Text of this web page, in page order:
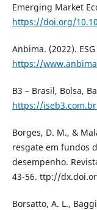
Emerging Market
https://doi.org/
Anbima. (2022).
https://
B3 – Brasil, Bolsa,
https://
Borges, D. M., &
resgate em fundos
desempenho.
43-56. ttp://
Borsatto, A. L.,